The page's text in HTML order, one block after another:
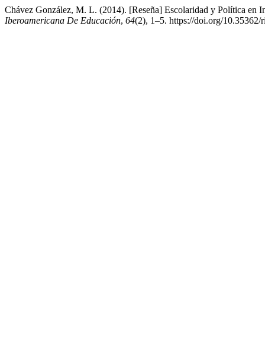
Chávez González, M. L. (2014). [Reseña] Escolaridad y Política en
Iberoamericana De Educación, 64(2), 1–5. https://doi.org/10.35362/